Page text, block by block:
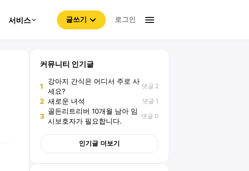
서비스 글쓰기 로그인
커뮤니티 인기글
1
강아지 간식은 어디서 주로 사
세요?
댓글 2
2 새로운 녀석 댓글 1
3
골든리트리버 10개월 남아 임
시보호자가 필요합니다.
댓글 0
인기글 더보기